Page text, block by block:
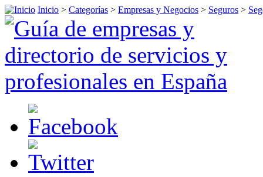
Inicio > Categorías > Empresas y Negocios > Seguros >